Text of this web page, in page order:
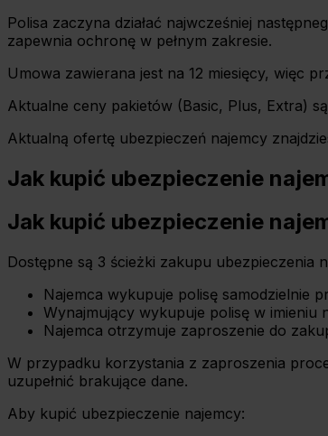
Polisa zaczyna działać najwcześniej
zapewnia ochronę w pełnym zakresie.
Umowa zawierana jest na 12 miesięcy, więc
Aktualne ceny pakietów (Basic, Plus, Extra)
Aktualną ofertę ubezpieczeń najemcy
Jak kupić ubezpieczenie
Jak kupić ubezpieczenie
Dostępne są 3 ścieżki zakupu ubezpieczenia
Najemca wykupuje polisę samodzielnie
Wynajmujący wykupuje polisę w imieniu
Najemca otrzymuje zaproszenie do
W przypadku korzystania z zaproszenia
uzupełnić brakujące dane.
Aby kupić ubezpieczenie najemcy: